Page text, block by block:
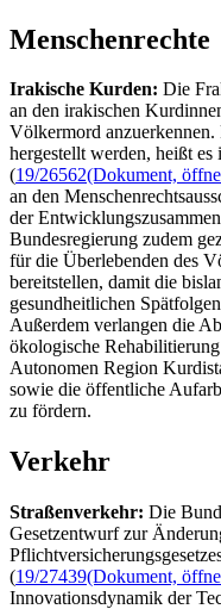
Menschenrechte
Irakische Kurden: Die
an den irakischen
Völkermord
hergestellt werden, heißt
(19/26562(Dokument,
an den
der
Bundesregierung zudem
für die Überlebenden des
bereitstellen, damit die
gesundheitlichen
Außerdem verlangen die
ökologische
Autonomen Region
sowie die öffentliche
zu fördern.
Verkehr
Straßenverkehr: Die
Gesetzentwurf zur
(19/27439(Dokument,
Innovationsdynamik der